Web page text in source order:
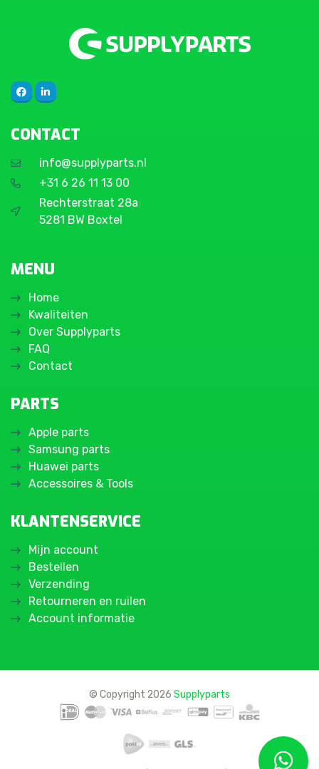
CONTACT
info@supplyparts.nl
+31 6 26 11 13 00
Rechterstraat 28a
5281 BW Boxtel
MENU
Home
Kwaliteiten
Over Supplyparts
FAQ
Contact
PARTS
Apple parts
Samsung parts
Huawei parts
Accessoires & Tools
KLANTENSERVICE
Mijn account
Bestellen
Verzending
Retourneren en ruilen
Account informatie
© Copyright 2026 Supplyparts